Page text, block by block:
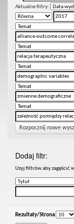
Aktualne filtry:
Rozpocznij nowe
Dodaj filtr:
Uzyj filtrów aby zagęścić
Rezultaty/Strona